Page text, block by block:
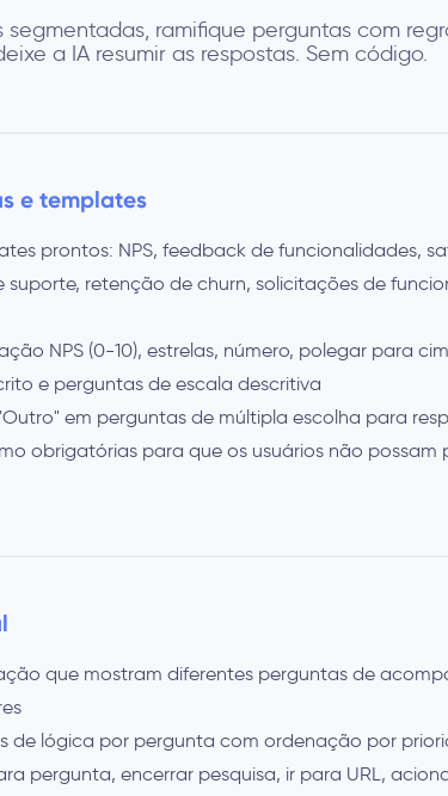
segmentadas, ramifique perguntas com
a IA resumir as respostas. Sem código.
e templates
prontos: NPS, feedback de funcionalidades,
retenção de churn, solicitações de
NPS (0-10), estrelas, número, polegar para
e perguntas de escala descritiva
em perguntas de múltipla escolha para
obrigatórias para que os usuários não possam
que mostram diferentes perguntas de
de lógica por pergunta com ordenação por
pergunta, encerrar pesquisa, ir para URL,